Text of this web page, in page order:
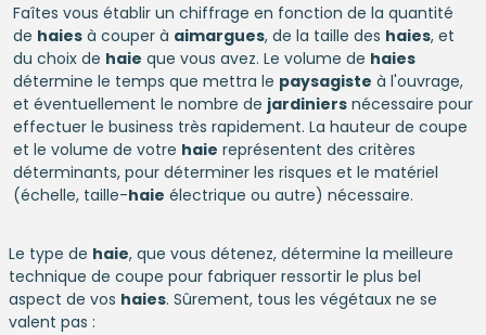
Faîtes vous établir un chiffrage en fonction de la quantité
de haiesà couper à aimargues, de la taille des haies, et
du choix de haie que vous avez. Le volume de haies
détermine le temps que mettra le paysagiste à l'ouvrage,
et éventuellement le nombre de jardiniersnécessaire pour
effectuer le business très rapidement. La hauteur de coupe
et le volume de votre haie représentent des critères
déterminants, pour déterminer les risques et le matériel
(échelle, taille-haie électrique ou autre) nécessaire.
Le type de haie, que vous détenez, détermine la meilleure
technique de coupe pour fabriquer ressortir le plus bel
aspect de vos haies. Sûrement, tous les végétaux ne se
valent pas :